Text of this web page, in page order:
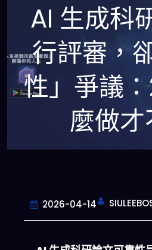
AI 生成科
行評審，
性」爭議
麼做
2026-04-14